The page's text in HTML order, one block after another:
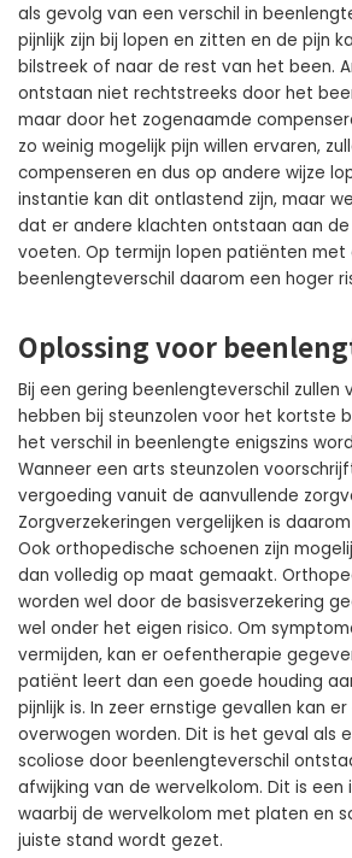
als gevolg van een verschil in
pijnlijk zijn bij lopen en zitten en de pijn
bilstreek of naar de rest van het been.
ontstaan niet rechtstreeks door het
maar door het zogenaamde
zo weinig mogelijk pijn willen ervaren,
compenseren en dus op andere wijze
instantie kan dit ontlastend zijn, maar
dat er andere klachten ontstaan aan de
voeten. Op termijn lopen patiënten met
beenlengteverschil daarom een hoger
Oplossing voor
Bij een gering beenlengteverschil
hebben bij steunzolen voor het kortste
het verschil in beenlengte enigszins
Wanneer een arts steunzolen
vergoeding vanuit de aanvullende
Zorgverzekeringen vergelijken is
Ook orthopedische schoenen zijn
dan volledig op maat gemaakt.
worden wel door de basisverzekering
wel onder het eigen risico. Om
vermijden, kan er oefentherapie
patiënt leert dan een goede houding
pijnlijk is. In zeer ernstige gevallen kan
overwogen worden. Dit is het geval als
scoliose door beenlengteverschil
afwijking van de wervelkolom. Dit is
waarbij de wervelkolom met platen en
juiste stand wordt gezet.